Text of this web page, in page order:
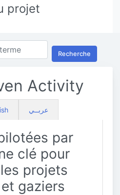
projet
Recherche
Activity
عربــي
par
clé pour
projets
gaziers